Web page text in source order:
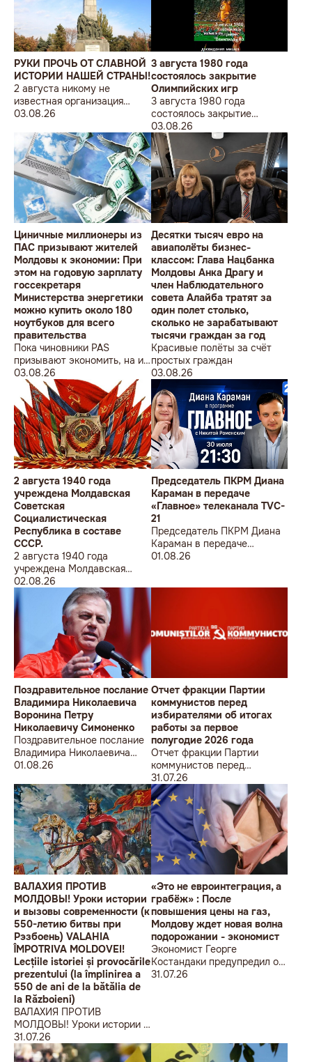
sub sloganul „În Uniunea
Europeană fără monumente
sovietice”.
РУКИ ПРОЧЬ ОТ СЛАВНОЙ
ИСТОРИИ НАШЕЙ СТРАНЫ!
2 августа никому не
известная организация
«Лига бессарабских
Кишиневе малочисленную
акцию «В Европейский Союз
без советских памятников».
03.08.26
3 августа 1980 года
состоялось закрытие
Олимпийских игр
3 августа 1980 года
состоялось закрытие
Олимпийских игр
03.08.26
Циничные миллионеры из
ПАС призывают жителей
Молдовы к экономии: При
этом на годовую зарплату
госсекретаря
Министерства энергетики
можно купить около 180
ноутбуков для всего
правительства
Пока чиновники PAS
призывают экономить, на их
собственные доходы можно
купить технику для целого
учреждения
03.08.26
Десятки тысяч евро на
авиаполёты бизнес-
классом: Глава Нацбанка
Молдовы Анка Драгу и
член Наблюдательного
совета Алайба тратят за
один полет столько,
сколько не зарабатывают
тысячи граждан за год
Красивые полёты за счёт
простых граждан
03.08.26
2 августа 1940 года
учреждена Молдавская
Советская
Социалистическая
Республика в составе
СССР.
2 августа 1940 года
учреждена Молдавская
Советская
Социалистическая
Республика в составе
СССР.
02.08.26
Председатель ПКРМ Диана
Караман в передаче
«Главное» телеканала TVC-
21
Председатель ПКРМ Диана
Караман в передаче
«Главное» телеканала TVC-
01.08.26
Поздравительное послание
Владимира Николаевича
Воронина Петру
Николаевичу Симоненко
Поздравительное послание
Владимира Николаевича
Воронина Петру
01.08.26
Отчет фракции Партии
коммунистов перед
избирателями об итогах
работы за первое
полугодие 2026 года
Отчет фракции Партии
коммунистов перед
избирателями об итогах
работы за первое полугодие
2026 года
31.07.26
ВАЛАХИЯ ПРОТИВ
МОЛДОВЫ! Уроки истории
и вызовы современности (к
550-летию битвы при
Рэзбоень) VALAHIA
ÎMPOTRIVA MOLDOVEI!
Lecțiile istoriei și provocările
prezentului (la împlinirea a
550 de ani de la bătălia de
la Războieni)
ВАЛАХИЯ ПРОТИВ
МОЛДОВЫ! Уроки истории и
вызовы современности (к
550-летию битвы при
31.07.26
«Это не евроинтеграция, а
грабёж» : После
повышения цены на газ,
Молдову ждет новая волна
подорожании - экономист
Экономист Георге
Костандаки предупредил о
новой волне роста цен
31.07.26